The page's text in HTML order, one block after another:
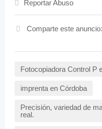
Reportar Abuso
Comparte este anuncio:
Fotocopiadora Control P
imprenta en Córdoba
Precisión, variedad de
real.